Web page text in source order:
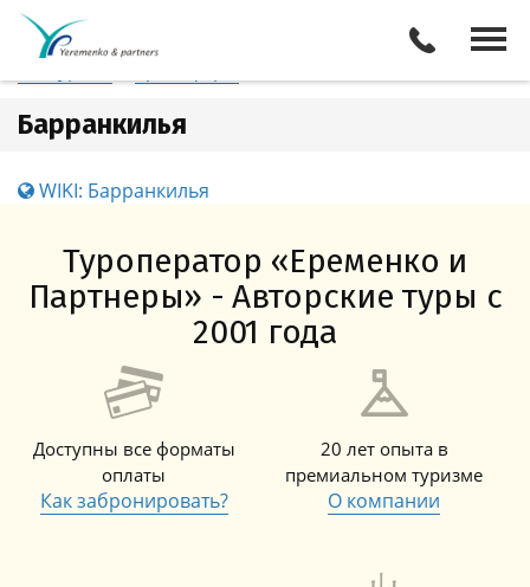
Колумбия
Все туры
Барранкилья
WIKI: Барранкилья
Туроператор «Еременко и
Партнеры» - Авторские туры с
2001 года
Доступны все форматы
оплаты
Как забронировать?
20 лет опыта в
премиальном туризме
О компании